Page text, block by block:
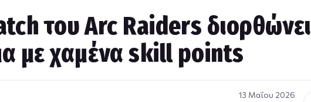
του Arc Raiders διορθώνει
με χαμένα skill points
13 Μαΐου 2026